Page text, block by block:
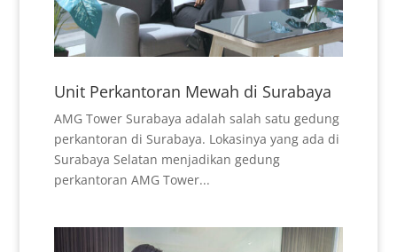
Unit Perkantoran Mewah di Surabaya
AMG Tower Surabaya adalah salah satu gedung
perkantoran di Surabaya. Lokasinya yang ada di
Surabaya Selatan menjadikan gedung
perkantoran AMG Tower...